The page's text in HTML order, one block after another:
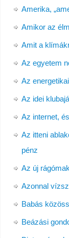
Amerika,
Amikor az
Amit a
Az egyetem
Az
Az idei
Az internet,
Az itteni
pénz
Az új
Azonnal
Babás
Beázási